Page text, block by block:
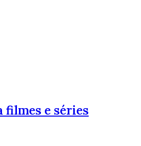
filmes e séries